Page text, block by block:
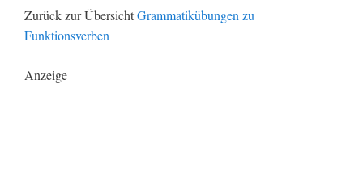
Zurück zur ÜbersichtGrammatikübungen zu
Funktionsverben
Anzeige